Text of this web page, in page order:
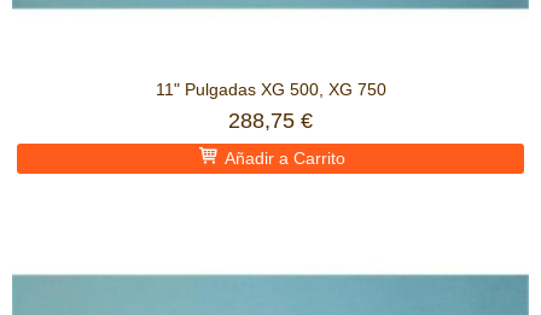
11" Pulgadas XG 500, XG 750
288,75 €
Añadir a Carrito